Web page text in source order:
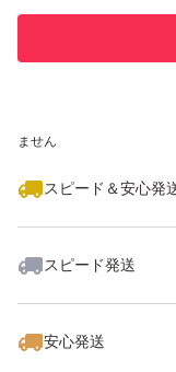
ません
スピード＆安心発
スピード発送
安心発送